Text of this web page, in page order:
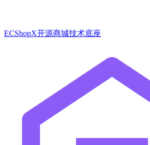
ECShopX开源商城技术底座